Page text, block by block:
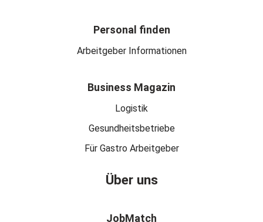
Personal finden
Arbeitgeber Informationen
Business Magazin
Logistik
Gesundheitsbetriebe
Für Gastro Arbeitgeber
Über uns
JobMatch